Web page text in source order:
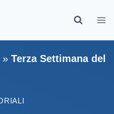
»Terza Settimana del